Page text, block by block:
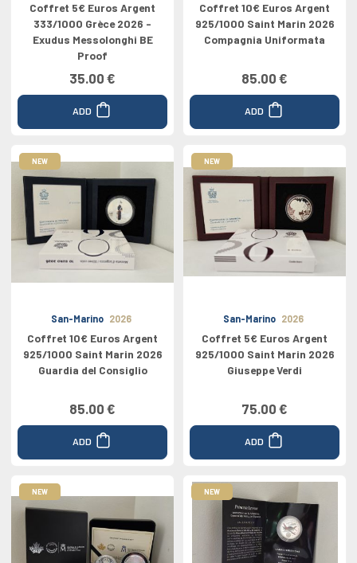
Coffret 5€ Euros Argent
333/1000 Grèce 2026 -
Exudus Messolonghi BE
Proof
35.00 €
ADD
Coffret 10€ Euros Argent
925/1000 Saint Marin 2026
Compagnia Uniformata
85.00 €
ADD
NEW
San-Marino 2026
Coffret 10€ Euros Argent
925/1000 Saint Marin 2026
Guardia del Consiglio
85.00 €
ADD
NEW
San-Marino 2026
Coffret 5€ Euros Argent
925/1000 Saint Marin 2026
Giuseppe Verdi
75.00 €
ADD
NEW NEW